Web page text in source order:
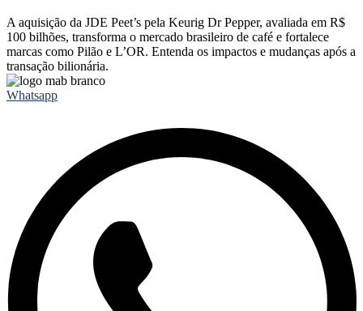
A aquisição da JDE Peet’s pela Keurig Dr Pepper, avaliada em R$
100 bilhões, transforma o mercado brasileiro de café e fortalece
marcas como Pilão e L’OR. Entenda os impactos e mudanças após a
transação bilionária.
Whatsapp